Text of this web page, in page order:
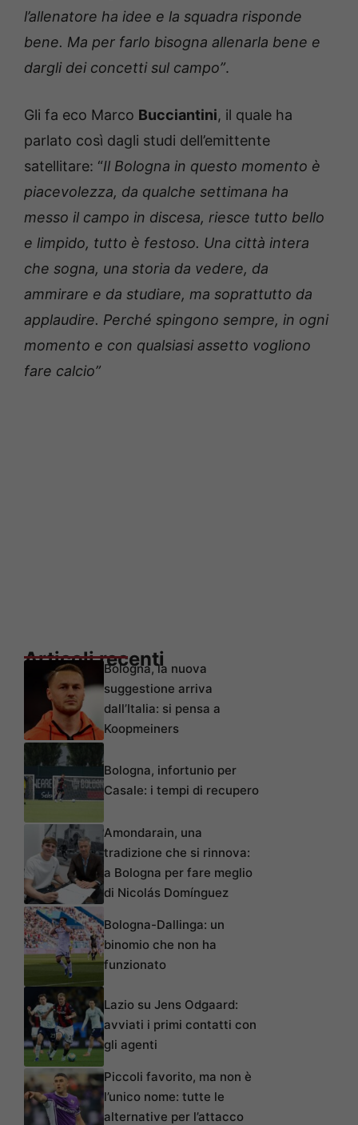
l’allenatore ha idee e la squadra risponde
bene. Ma per farlo bisogna allenarla bene e
dargli dei concetti sul campo”.
Gli fa eco Marco Bucciantini, il quale ha
parlato così dagli studi dell’emittente
satellitare: “Il Bologna in questo momento è
piacevolezza, da qualche settimana ha
messo il campo in discesa, riesce tutto bello
e limpido, tutto è festoso. Una città intera
che sogna, una storia da vedere, da
ammirare e da studiare, ma soprattutto da
applaudire. Perché spingono sempre, in ogni
momento e con qualsiasi assetto vogliono
fare calcio”
Articoli recenti
Bologna, la nuova
suggestione arriva
dall’Italia: si pensa a
Koopmeiners
Bologna, infortunio per
Casale: i tempi di recupero
Amondarain, una
tradizione che si rinnova:
a Bologna per fare meglio
di Nicolás Domínguez
Bologna-Dallinga: un
binomio che non ha
funzionato
Lazio su Jens Odgaard:
avviati i primi contatti con
gli agenti
Piccoli favorito, ma non è
l’unico nome: tutte le
alternative per l’attacco